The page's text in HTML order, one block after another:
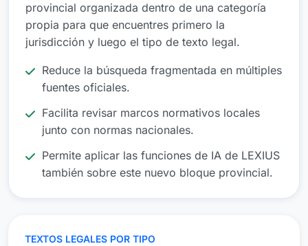
provincial organizada dentro de una categoría
propia para que encuentres primero la
jurisdicción y luego el tipo de texto legal.
Reduce la búsqueda fragmentada en múltiples
fuentes oficiales.
Facilita revisar marcos normativos locales
junto con normas nacionales.
Permite aplicar las funciones de IA de LEXIUS
también sobre este nuevo bloque provincial.
TEXTOS LEGALES POR TIPO